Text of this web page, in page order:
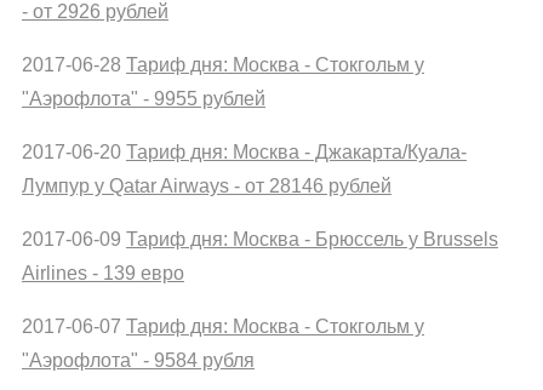
- от 2926 рублей
2017-06-28 Тариф дня: Москва - Стокгольм у
"Аэрофлота" - 9955 рублей
2017-06-20 Тариф дня: Москва - Джакарта/Куала-
Лумпур у Qatar Airways - от 28146 рублей
2017-06-09 Тариф дня: Москва - Брюссель у Brussels
Airlines - 139 евро
2017-06-07 Тариф дня: Москва - Стокгольм у
"Аэрофлота" - 9584 рубля